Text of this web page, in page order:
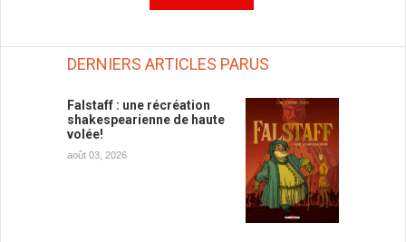
DERNIERS ARTICLES PARUS
Falstaff : une récréation
shakespearienne de haute
volée!
août 03, 2026